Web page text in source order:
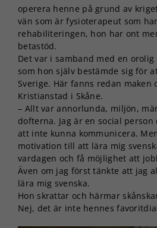
operera henne på grund av
vän som är fysioterapeut som
rehabiliteringen, hon har ont
betastöd.
Det var i samband med en
som hon själv bestämde sig för
Sverige. Här fanns redan maken
Kristianstad i Skåne.
– Allt var annorlunda, miljön,
dofterna. Jag är en social
att inte kunna kommunicera.
motivation till att lära mig
vardagen och få möjlighet att
Även om jag först tänkte att jag
lära mig svenska.
Hon skrattar och härmar
Nej, det är inte hennes